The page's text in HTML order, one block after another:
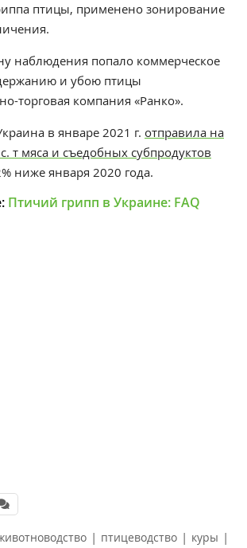
птицы, применено зонирование
наблюдения попало коммерческое
и убою птицы
торговая компания «Ранко».
в январе 2021 г. отправила на
т мяса и съедобных субпродуктов
ниже января 2020 года.
Птичий грипп в Украине: FAQ
| птицеводство | куры |